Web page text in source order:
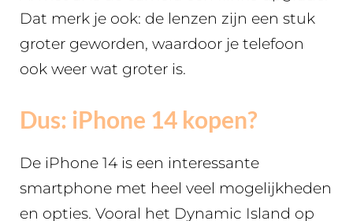
Dat merk je ook: de lenzen zijn een stuk
groter geworden, waardoor je telefoon
ook weer wat groter is.
Dus: iPhone 14 kopen?
De iPhone 14 is een interessante
smartphone met heel veel mogelijkheden
en opties. Vooral het Dynamic Island op